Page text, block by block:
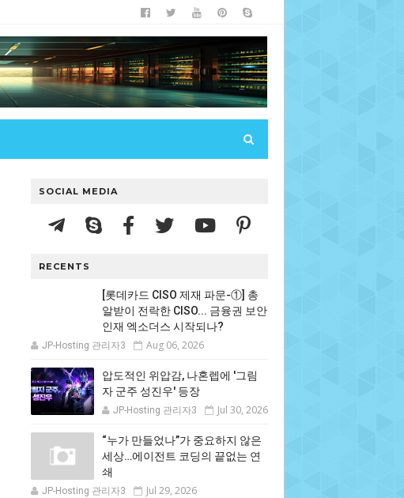
SOCIAL MEDIA
RECENTS
[롯데카드 CISO 제재 파문-①] 총
알받이 전락한 CISO... 금융권 보안
인재 엑소더스 시작되나?
JP-Hosting 관리자3 Aug 06, 2026
압도적인 위압감, 나혼렙에 '그림
자 군주 성진우' 등장
JP-Hosting 관리자3 Jul 30, 2026
“누가 만들었나”가 중요하지 않은
세상…에이전트 코딩의 끝없는 연
쇄
JP-Hosting 관리자3 Jul 29, 2026